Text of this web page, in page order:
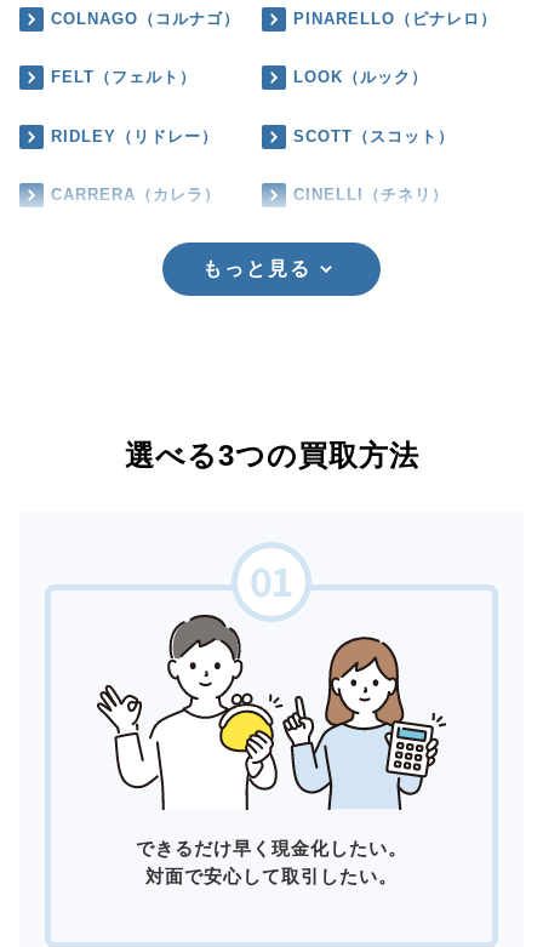
COLNAGO（コルナゴ） PINARELLO（ピナレロ）
FELT（フェルト） LOOK（ルック）
RIDLEY（リドレー） SCOTT（スコット）
CARRERA（カレラ） CINELLI（チネリ）
もっと見る
選べる3つの買取方法
できるだけ早く現金化したい。
対面で安心して取引したい。